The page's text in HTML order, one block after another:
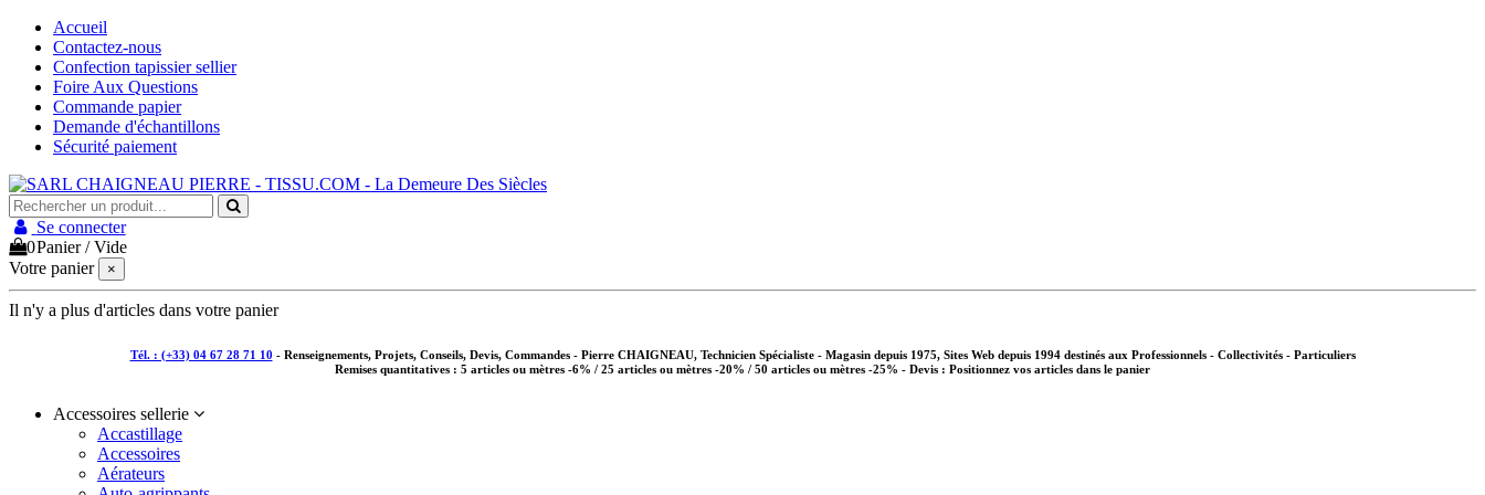
Accueil
Contactez-nous
Confection tapissier sellier
Foire Aux Questions
Commande papier
Demande d'échantillons
Sécurité paiement
Se connecter
0Panier /Vide
Votre panier
×
Il n'y a plus d'articles dans votre panier
Tél. : (+33) 04 67 28 71 10 - Renseignements, Projets, Conseils, Devis, Commandes - Pierre CHAIGNEAU, Technicien Spécialiste - Magasin depuis 1975, Sites Web depuis 1994 destinés aux Professionnels - Collectivités - Particuliers
Remises quantitatives : 5 articles ou mètres -6% / 25 articles ou mètres -20% / 50 articles ou mètres -25% - Devis : Positionnez vos articles dans le panier
Accessoires sellerie
Accastillage
Accessoires
Aérateurs